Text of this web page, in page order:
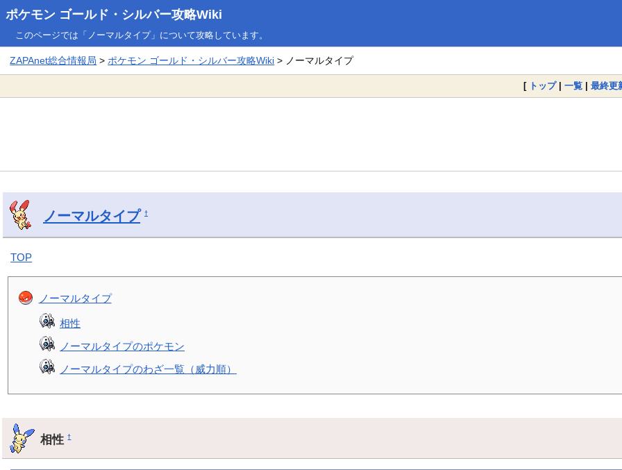
ポケモン ゴールド・シルバー攻略Wiki
このページでは「ノーマルタイプ」について攻略しています。
ZAPAnet総合情報局 >ポケモン ゴールド・シルバー攻略Wiki > ノーマルタイプ
[ トップ| 一覧 | 最終更
ノーマルタイプ †
TOP
ノーマルタイプ
相性
ノーマルタイプのポケモン
ノーマルタイプのわざ一覧（威力順）
相性†